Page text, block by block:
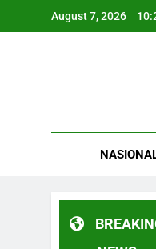
August 7, 2026